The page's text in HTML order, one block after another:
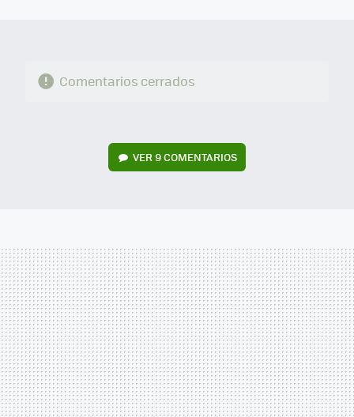
Comentarios cerrados
VER 9 COMENTARIOS